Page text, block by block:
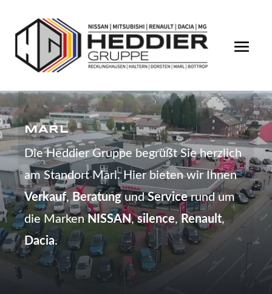
MARL
Die Heddier Gruppe begrüßt Sie herzlich
am Standort Marl. Hier bieten wir Ihnen
Verkauf,Beratung undServicerund um
die MarkenNISSAN,silence, Renault,
Dacia.